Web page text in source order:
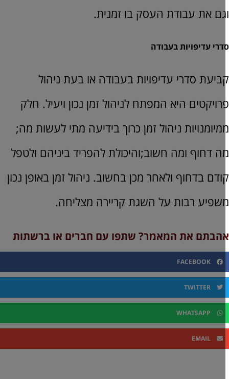
את עבודת העסק בו זמנית.
עדיפויות בעבודה
סדרי עדיפויות בעבודה או בעת ניהול
היא המפתח לניהול זמן נכון ויעיל. חלק
ניהול זמן כרוך בידיעה מתי לעשות מה;
דחוף ומה חשוב;והיכולת להפריד ביניהם ולטפל
בדחוף ולאחר מכן בחשוב. ניהול זמן באופן נכון
רבות על השגת קריירה מצליחה.
את המאמר? שתפו עם חברים או ברשתות
FACEBOOK
TWITTER
WHATSAPP
EMAIL